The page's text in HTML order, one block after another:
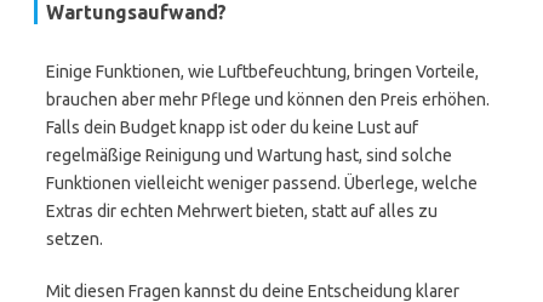
Wartungsaufwand?
Einige Funktionen, wie Luftbefeuchtung, bringen Vorteile,
brauchen aber mehr Pflege und können den Preis erhöhen.
Falls dein Budget knapp ist oder du keine Lust auf
regelmäßige Reinigung und Wartung hast, sind solche
Funktionen vielleicht weniger passend. Überlege, welche
Extras dir echten Mehrwert bieten, statt auf alles zu
setzen.
Mit diesen Fragen kannst du deine Entscheidung klarer